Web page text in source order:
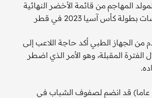
المهاجم من قائمة الأخضر النهائية
كأس آسيا 2023 في قطر
من الجهاز الطبي أكد حاجة اللاعب إلى
الفترة المقبلة، وهو الأمر الذي اضطر
يذكر أن المولد (29 عاما) قد انضم لصفوف الشباب في